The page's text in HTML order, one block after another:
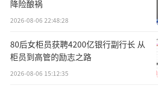
降险酿祸
2026-08-06 22:48:28
80后女柜员获聘4200亿银行副行长 从
柜员到高管的励志之路
2026-08-06 15:12:35